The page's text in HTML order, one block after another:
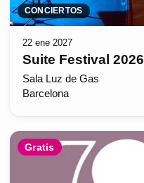
CONCIERTOS
22 ene 2027
Suite Festival 2026
Sala Luz de Gas
Barcelona
Gratis